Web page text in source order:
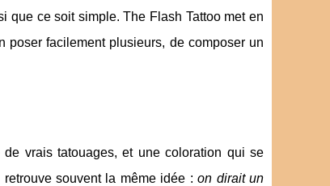
ce soit simple. The Flash Tattoo met en
poser facilement plusieurs, de composer un
de vrais tatouages, et une coloration qui se
souvent la même idée :on dirait un